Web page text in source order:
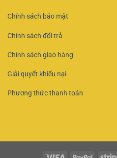
Chính sách bảo mật
Chính sách đổi trả
Chính sách giao hàng
Giải quyết khiếu nại
Phương thức thanh toán